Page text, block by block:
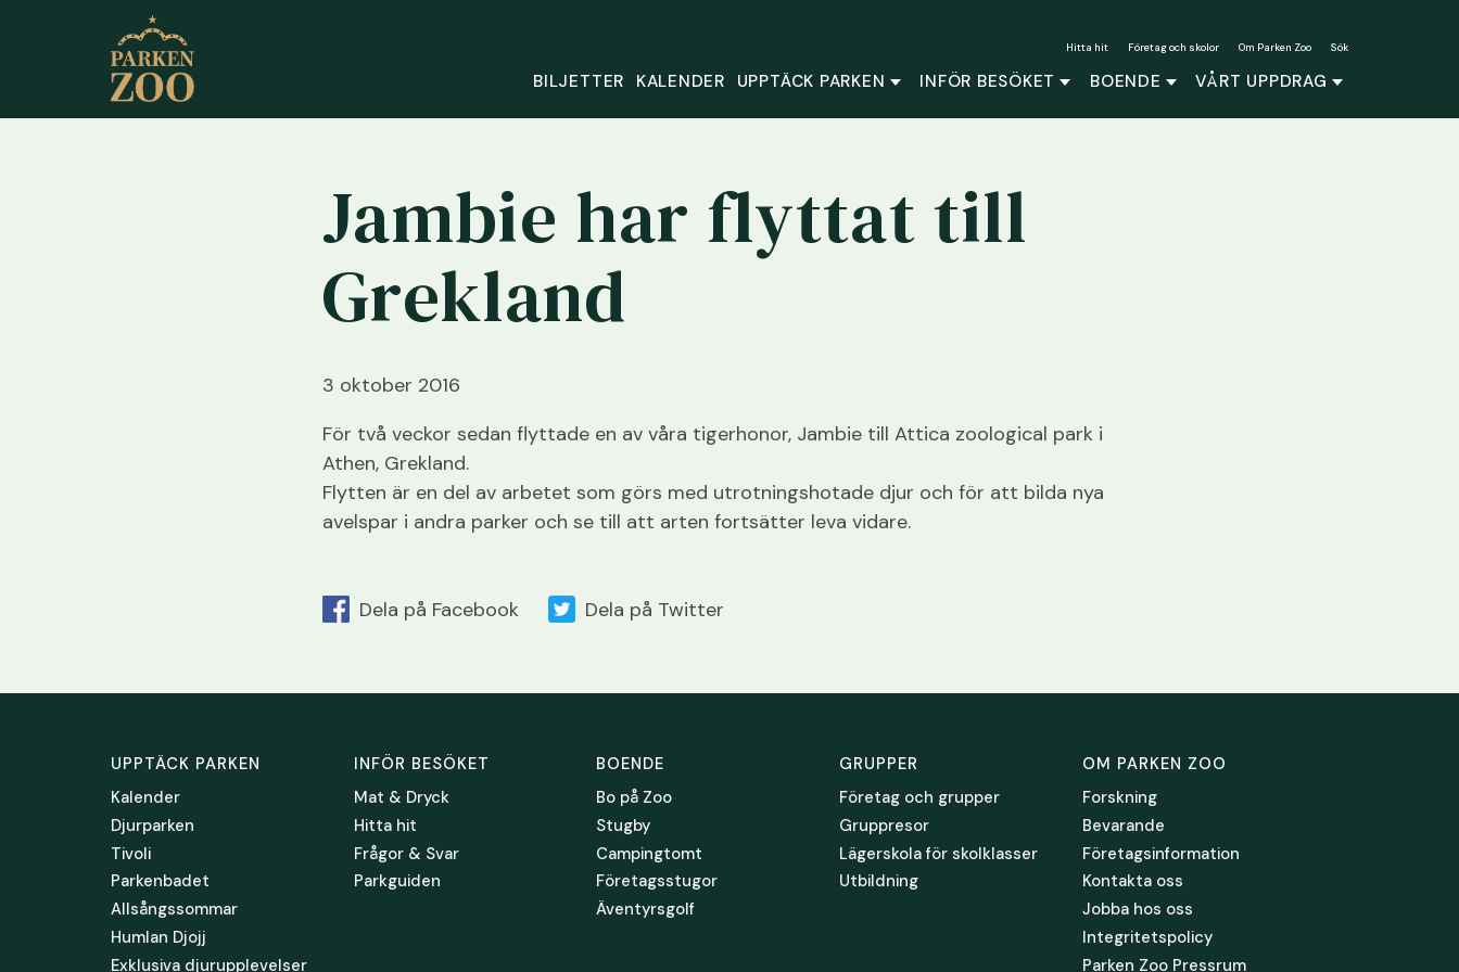
BILJETTER KALENDER UPPTÄCK PARKEN INFÖR BESÖKET BOENDE VÅRT UPPDRAG
Hitta hit Företag och skolor Om Parken Zoo Sök
Jambie har flyttat till
Grekland
3 oktober 2016
För två veckor sedan flyttade en av våra tigerhonor, Jambie till Attica zoological park i
Athen, Grekland.
Flytten är en del av arbetet som görs med utrotningshotade djur och för att bilda nya
avelspar i andra parker och se till att arten fortsätter leva vidare.
Dela på Facebook Dela på Twitter
UPPTÄCK PARKEN
Kalender
Djurparken
Tivoli
Parkenbadet
Allsångssommar
Humlan Djojj
Exklusiva djurupplevelser
INFÖR BESÖKET
Mat & Dryck
Hitta hit
Frågor & Svar
Parkguiden
BOENDE
Bo på Zoo
Stugby
Campingtomt
Företagsstugor
Äventyrsgolf
GRUPPER
Företag och grupper
Gruppresor
Lägerskola för skolklasser
Utbildning
OM PARKEN ZOO
Forskning
Bevarande
Företagsinformation
Kontakta oss
Jobba hos oss
Integritetspolicy
Parken Zoo Pressrum